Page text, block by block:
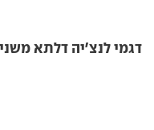
דגמי לנצ'יה דלתא